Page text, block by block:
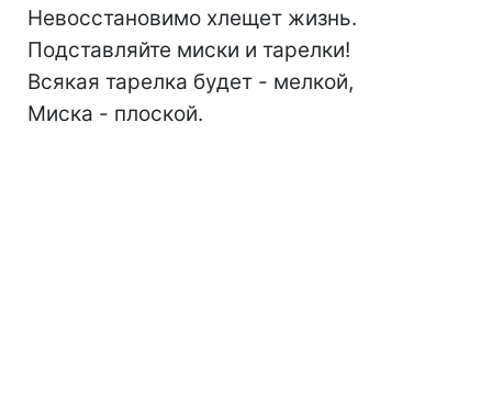
Невосстановимо хлещет жизнь.
Подставляйте миски и тарелки!
Всякая тарелка будет - мелкой,
Миска - плоской.